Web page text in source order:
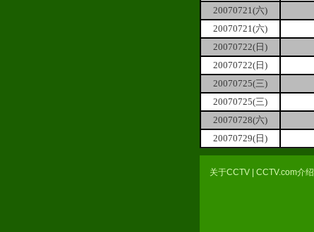
20070721(六)
20070721(六)
20070722(日)
20070722(日)
20070725(三)
20070725(三)
20070728(六)
20070729(日)
关于CCTV| CCTV.com介绍